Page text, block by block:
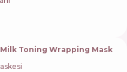
Toning Wrapping Mask